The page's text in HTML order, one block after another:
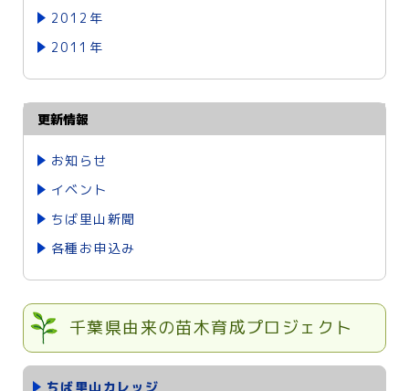
2012年
2011年
更新情報
お知らせ
イベント
ちば里山新聞
各種お申込み
千葉県由来の苗木育成プロジェクト
ちば里山カレッジ